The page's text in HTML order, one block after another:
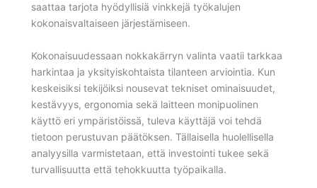
saattaa tarjota hyödyllisiä vinkkejä työkalujen
kokonaisvaltaiseen järjestämiseen.
Kokonaisuudessaan nokkakärryn valinta vaatii tarkkaa
harkintaa ja yksityiskohtaista tilanteen arviointia. Kun
keskeisiksi tekijöiksi nousevat tekniset ominaisuudet,
kestävyys, ergonomia sekä laitteen monipuolinen
käyttö eri ympäristöissä, tuleva käyttäjä voi tehdä
tietoon perustuvan päätöksen. Tällaisella huolellisella
analyysilla varmistetaan, että investointi tukee sekä
turvallisuutta että tehokkuutta työpaikalla.